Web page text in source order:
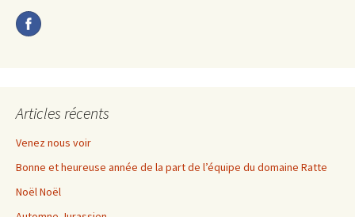
Articles récents
Venez nous voir
Bonne et heureuse année de la part de l’équipe du domaine Ratte
Noël Noël